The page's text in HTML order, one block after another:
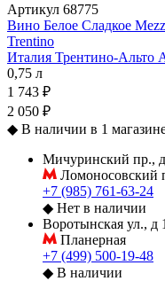
Артикул 68775
Вино Белое Сладкое
Trentino
Италия Трентино-Альто
0,75 л
1 743 ₽
2 050 ₽
◆ В наличии в 1
Мичуринский пр.,
Ломоносовский
+7 (985) 761-63-24
◆ Нет в наличии
Воротынская ул., д
Планерная
+7 (499) 500-19-48
◆ В наличии